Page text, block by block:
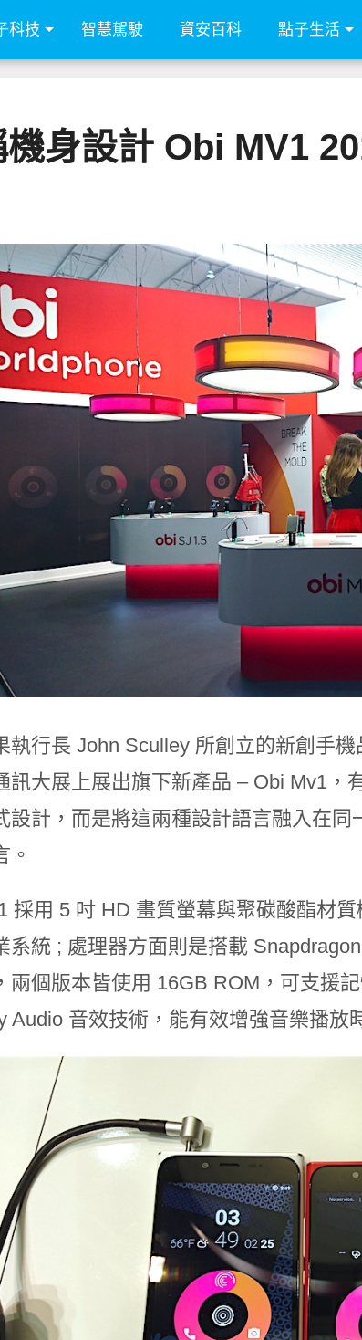
科技 智慧駕駛 資安百科 點子生活
身設計 Obi MV1
執行長 John Sculley 所創立的新創手
訊大展上展出旗下新產品 – Obi Mv1，
設計，而是將這兩種設計語言融入在
。
採用 5 吋 HD 畫質螢幕與聚碳酸酯材
系統 ; 處理器方面則是搭載
兩個版本皆使用 16GB ROM，可支援
Audio 音效技術，能有效增強音樂播放